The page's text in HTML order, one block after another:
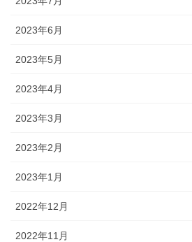
2023年6月
2023年5月
2023年4月
2023年3月
2023年2月
2023年1月
2022年12月
2022年11月